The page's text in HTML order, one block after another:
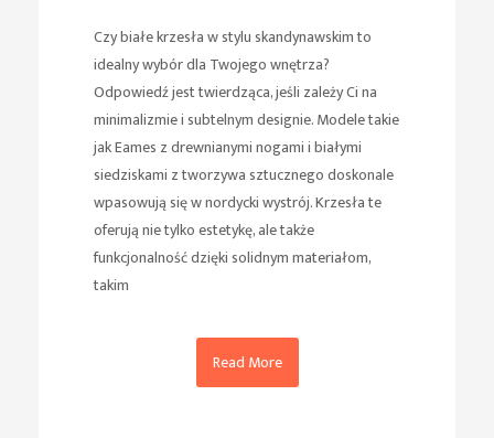
Czy białe krzesła w stylu skandynawskim to
idealny wybór dla Twojego wnętrza?
Odpowiedź jest twierdząca, jeśli zależy Ci na
minimalizmie i subtelnym designie. Modele takie
jak Eames z drewnianymi nogami i białymi
siedziskami z tworzywa sztucznego doskonale
wpasowują się w nordycki wystrój. Krzesła te
oferują nie tylko estetykę, ale także
funkcjonalność dzięki solidnym materiałom,
takim
Read More